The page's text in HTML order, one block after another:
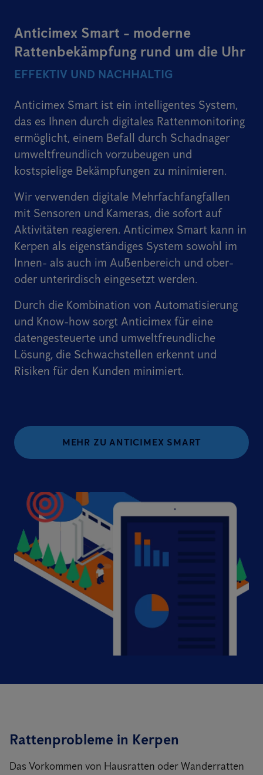
Anticimex Smart - moderne
Rattenbekämpfung rund um die Uhr
EFFEKTIV UND NACHHALTIG
Anticimex Smart ist ein intelligentes System,
das es Ihnen durch digitales Rattenmonitoring
ermöglicht, einem Befall durch Schadnager
umweltfreundlich vorzubeugen und
kostspielige Bekämpfungen zu minimieren.
Wir verwenden digitale Mehrfachfangfallen
mit Sensoren und Kameras, die sofort auf
Aktivitäten reagieren. Anticimex Smart kann in
Kerpen als eigenständiges System sowohl im
Innen- als auch im Außenbereich und ober-
oder unterirdisch eingesetzt werden.
Durch die Kombination von Automatisierung
und Know-how sorgt Anticimex für eine
datengesteuerte und umweltfreundliche
Lösung, die Schwachstellen erkennt und
Risiken für den Kunden minimiert.
MEHR ZU ANTICIMEX SMART
Rattenprobleme in Kerpen
Das Vorkommen von Hausratten oder Wanderratten